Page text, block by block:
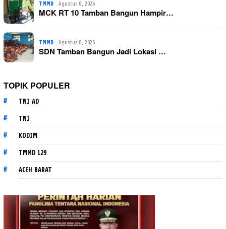
TMMD Agustus 8, 2026
MCK RT 10 Tamban Bangun Hampir…
TMMD Agustus 8, 2026
SDN Tamban Bangun Jadi Lokasi …
TOPIK POPULER
TNI AD
TNI
KODIM
TMMD 129
ACEH BARAT